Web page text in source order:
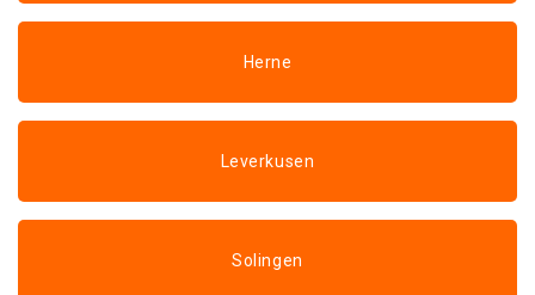
Herne
Leverkusen
Solingen